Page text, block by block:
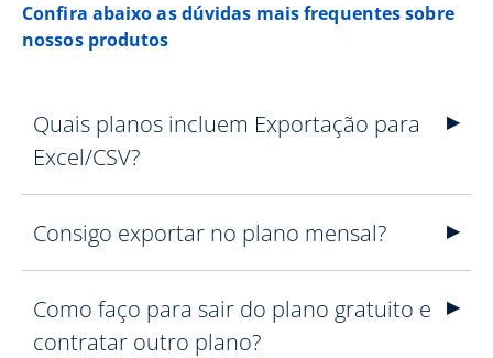
Confira abaixo as dúvidas mais frequentes sobre
nossos produtos
Quais planos incluem Exportação para
Excel/CSV?
Consigo exportar no plano mensal?
Como faço para sair do plano gratuito e
contratar outro plano?